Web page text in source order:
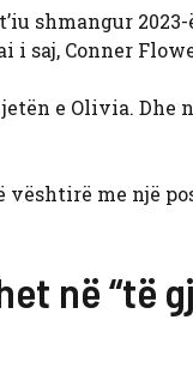
shmangur
saj, Conner
e Olivia. Dhe
me një
në “të